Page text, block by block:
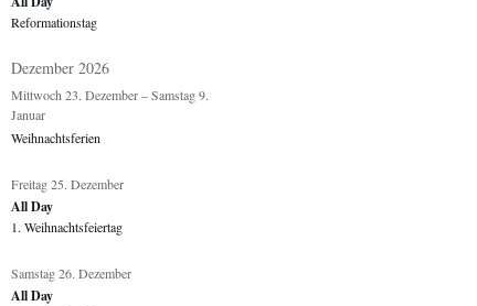
Reformationstag
Dezember 2026
Mittwoch 23. Dezember–Samstag9.
Januar
Weihnachtsferien
Freitag25. Dezember
All Day
1. Weihnachtsfeiertag
Samstag26. Dezember
All Day